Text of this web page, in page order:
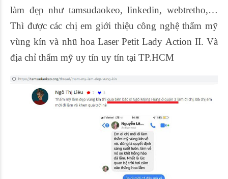
làm đẹp như tamsudaokeo, linkedin, webtretho,…
Thì được các chị em giới thiệu công nghệ thẩm mỹ
vùng kín và nhũ hoa Laser Petit Lady Action II. Và
địa chỉ thẩm mỹ uy tín uy tín tại TP.HCM